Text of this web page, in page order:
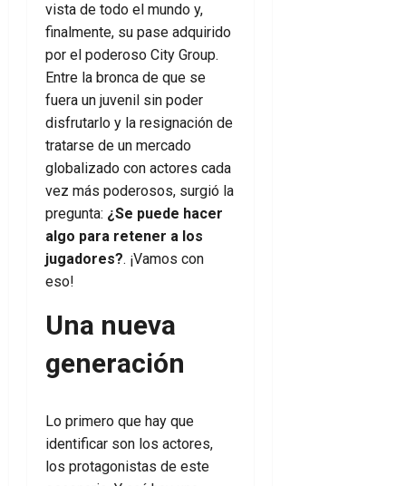
vista de todo el mundo y,
finalmente, su pase adquirido
por el poderoso City Group.
Entre la bronca de que se
fuera un juvenil sin poder
disfrutarlo y la resignación de
tratarse de un mercado
globalizado con actores cada
vez más poderosos, surgió la
pregunta: ¿Se puede hacer
algo para retener a los
jugadores?. ¡Vamos con
eso!
Una nueva
generación
Lo primero que hay que
identificar son los actores,
los protagonistas de este